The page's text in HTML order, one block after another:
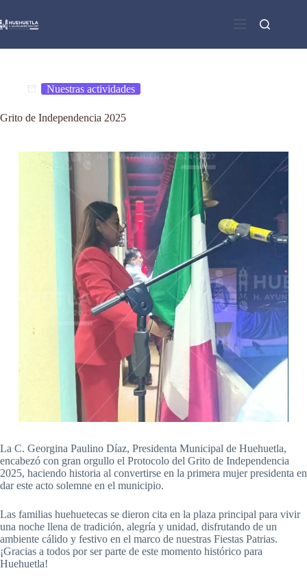
al
contenido
Nuestras actividades
Grito de Independencia 2025
La C. Georgina Paulino Díaz, Presidenta Municipal de Huehuetla,
encabezó con gran orgullo el Protocolo del Grito de Independencia
2025, haciendo historia al convertirse en la primera mujer presidenta en
dar este acto solemne en el municipio.
Las familias huehuetecas se dieron cita en la plaza principal para vivir
una noche llena de tradición, alegría y unidad, disfrutando de un
ambiente cálido y festivo en el marco de nuestras Fiestas Patrias.
¡Gracias a todos por ser parte de este momento histórico para
Huehuetla!